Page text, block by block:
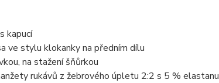
kapucí
ve stylu klokanky na předním dílu
na stažení šňůrkou
rukávů z žebrového úpletu 2:2 s 5 % elastanu